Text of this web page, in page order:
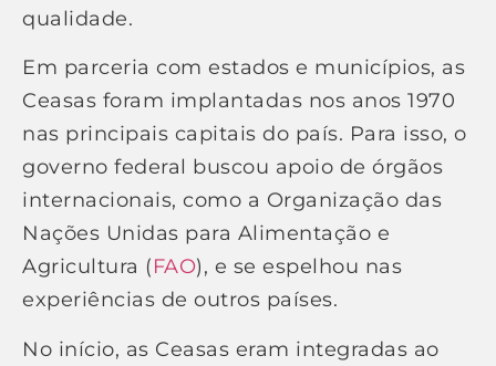
qualidade.
Em parceria com estados e municípios, as
Ceasas foram implantadas nos anos 1970
nas principais capitais do país. Para isso, o
governo federal buscou apoio de órgãos
internacionais, como a Organização das
Nações Unidas para Alimentação e
Agricultura (FAO), e se espelhou nas
experiências de outros países.
No início, as Ceasas eram integradas ao